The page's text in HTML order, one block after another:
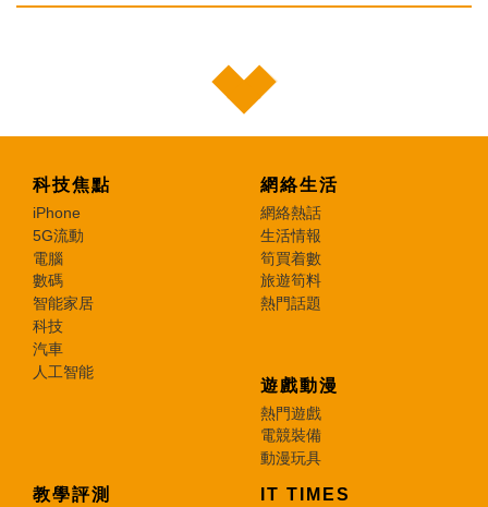
科技焦點
iPhone
5G流動
電腦
數碼
智能家居
科技
汽車
人工智能
網絡生活
網絡熱話
生活情報
筍買着數
旅遊筍料
熱門話題
遊戲動漫
熱門遊戲
電競裝備
動漫玩具
教學評測 IT TIMES